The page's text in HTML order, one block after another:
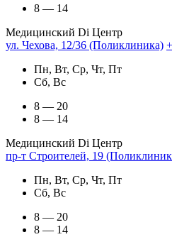
8 — 14
Медицинский Di Центр
ул. Чехова, 12/36 (Поликлиника)
Пн, Вт, Ср, Чт, Пт
Сб, Вс
8 — 20
8 — 14
Медицинский Di Центр
пр-т Строителей, 19
Пн, Вт, Ср, Чт, Пт
Сб, Вс
8 — 20
8 — 14